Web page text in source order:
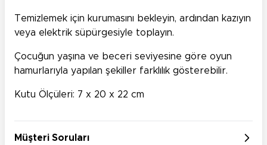
Temizlemek için kurumasını bekleyin, ardından kazıyın
veya elektrik süpürgesiyle toplayın.
Çocuğun yaşına ve beceri seviyesine göre oyun
hamurlarıyla yapılan şekiller farklılık gösterebilir.
Kutu Ölçüleri: 7 x 20 x 22 cm
Müşteri Soruları